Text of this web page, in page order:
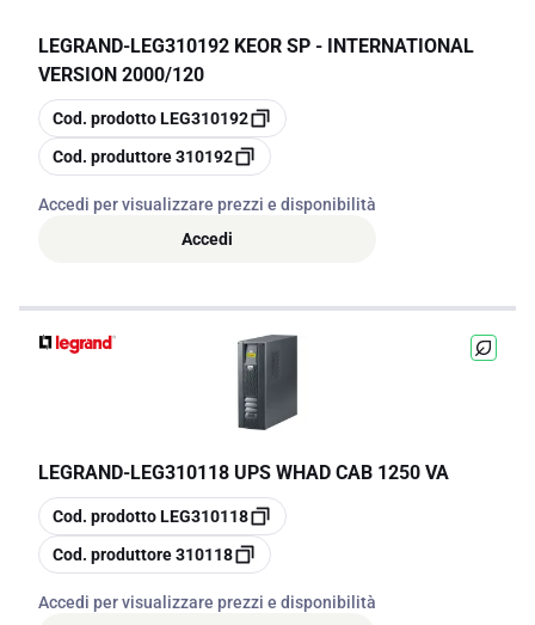
LEGRAND-LEG310192 KEOR SP - INTERNATIONAL
VERSION 2000/120
copia
Cod. prodottoLEG310192
copia
Cod. produttore310192
Accedi per visualizzare prezzi e disponibilità
Accedi
LEGRAND-LEG310118 UPS WHAD CAB 1250 VA
copia
Cod. prodottoLEG310118
copia
Cod. produttore310118
Accedi per visualizzare prezzi e disponibilità